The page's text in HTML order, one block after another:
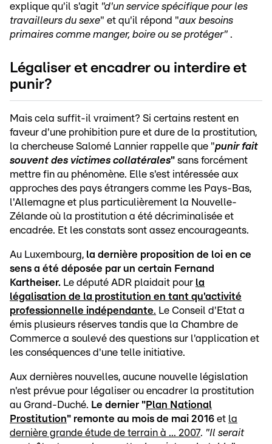
explique qu'il s'agit "d'un service spécifique pour les
travailleurs du sexe" et qu'il répond "aux besoins
primaires comme manger, boire ou se protéger" .
Légaliser et encadrer ou interdire et
punir?
Mais cela suffit-il vraiment? Si certains restent en
faveur d'une prohibition pure et dure de la prostitution,
la chercheuse Salomé Lannier rappelle que "punir fait
souvent des victimes collatérales" sans forcément
mettre fin au phénomène. Elle s'est intéressée aux
approches des pays étrangers comme les Pays-Bas,
l'Allemagne et plus particulièrement la Nouvelle-
Zélande où la prostitution a été décriminalisée et
encadrée. Et les constats sont assez encourageants.
Au Luxembourg, la dernière proposition de loi en ce
sens a été déposée par un certain Fernand
Kartheiser. Le député ADR plaidait pour la
légalisation de la prostitution en tant qu'activité
professionnelle indépendante. Le Conseil d'Etat a
émis plusieurs réserves tandis que la Chambre de
Commerce a soulevé des questions sur l'application et
les conséquences d'une telle initiative.
Aux dernières nouvelles, aucune nouvelle législation
n'est prévue pour légaliser ou encadrer la prostitution
au Grand-Duché. Le dernier "Plan National
Prostitution" remonte au mois de mai 2016 et la
dernière grande étude de terrain à ... 2007. "Il serait